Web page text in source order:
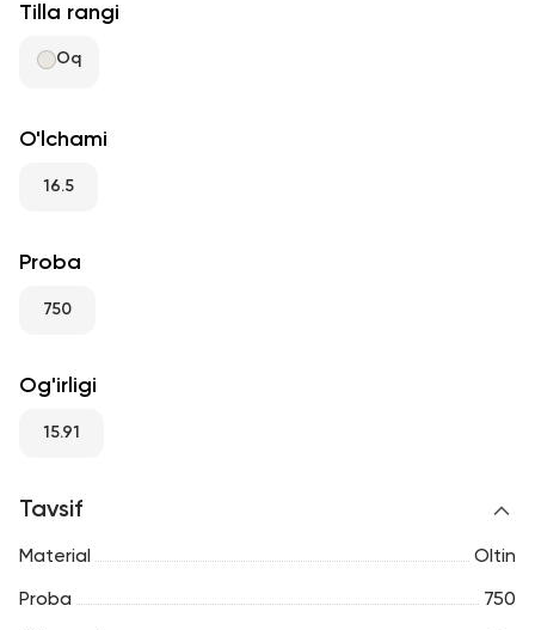
Sevimli
RU
Tilla rangi
Oq
O'lchami
16.5
Proba
750
Og'irligi
15.91
Tavsif
Material Oltin
Proba 750